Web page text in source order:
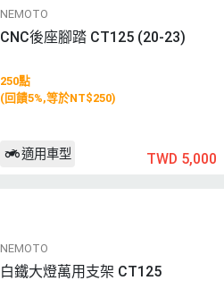
NEMOTO
CNC後座腳踏 CT125 (20-23)
250點
(回饋5%,等於NT$250)
適用車型 TWD 5,000
NEMOTO
白鐵大燈萬用支架 CT125